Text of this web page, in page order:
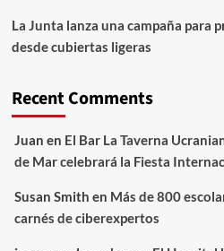
La Junta lanza una campaña para
desde cubiertas ligeras
Recent Comments
Juan en El Bar La Taverna
de Mar celebrará la Fiesta
Susan Smith en Más de 800
carnés de ciberexpertos